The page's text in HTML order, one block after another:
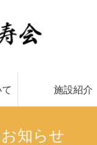
施設紹介
知らせ